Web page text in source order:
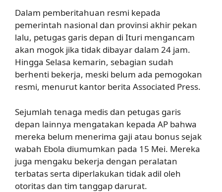
Dalam pemberitahuan resmi kepada
pemerintah nasional dan provinsi akhir pekan
lalu, petugas garis depan di Ituri mengancam
akan mogok jika tidak dibayar dalam 24 jam.
Hingga Selasa kemarin, sebagian sudah
berhenti bekerja, meski belum ada pemogokan
resmi, menurut kantor berita Associated Press.
Sejumlah tenaga medis dan petugas garis
depan lainnya mengatakan kepada AP bahwa
mereka belum menerima gaji atau bonus sejak
wabah Ebola diumumkan pada 15 Mei. Mereka
juga mengaku bekerja dengan peralatan
terbatas serta diperlakukan tidak adil oleh
otoritas dan tim tanggap darurat.